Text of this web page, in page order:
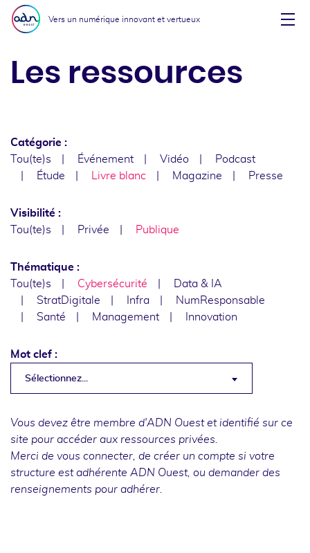
Aller au menu
Aller au contenu
Vers un numérique innovant et vertueux
Les ressources
Catégorie :
Tou(te)s
Événement Vidéo
Podcast
Étude
Livre blanc Magazine Presse
Visibilité :
Tou(te)s
Privée Publique
Thématique :
Tou(te)s
Cybersécurité
Data & IA
StratDigitale
Infra
NumResponsable
Santé
Management Innovation
Mot clef :
Sélectionnez...
Vous devez être membre d'ADN Ouest et identifié sur ce
site pour accéder aux ressources privées.
Merci de vous connecter , de créer un compte si votre
structure est adhérente ADN Ouest, ou demander des
renseignements pour adhérer.